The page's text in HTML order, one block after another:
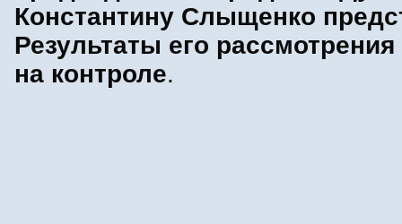
Константину Слыщенко
Результаты его рассмотрения
на контроле.